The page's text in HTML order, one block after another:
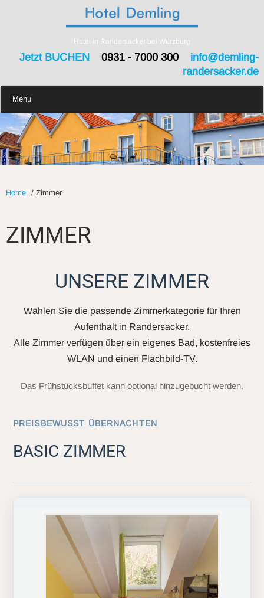
Hotel in Randersacker bei Würzburg
Jetzt BUCHEN0931 - 7000 300 info@demling-
randersacker.de
Menu
Home / Zimmer
ZIMMER
UNSERE ZIMMER
Wählen Sie die passende Zimmerkategorie für Ihren
Aufenthalt in Randersacker.
Alle Zimmer verfügen über ein eigenes Bad, kostenfreies
WLAN und einen Flachbild-TV.
Das Frühstücksbuffet kann optional hinzugebucht werden.
PREISBEWUSST ÜBERNACHTEN
BASIC ZIMMER